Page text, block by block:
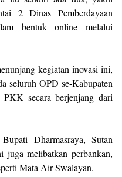
2 Dinas Pemberdayaan
bentuk online melalui
kegiatan inovasi ini,
seluruh OPD se-Kabupaten
secara berjenjang dari
Dharmasraya, Sutan
juga melibatkan perbankan,
Mata Air Swalayan.